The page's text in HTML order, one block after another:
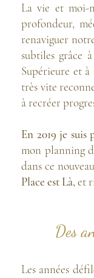
La vie et moi-
profondeur,
renaviguer
subtiles grâce
Supérieure et
très vite
à recréer
En 2019 je suis
mon planning
dans ce
Place est Là, et
Des
​Les années